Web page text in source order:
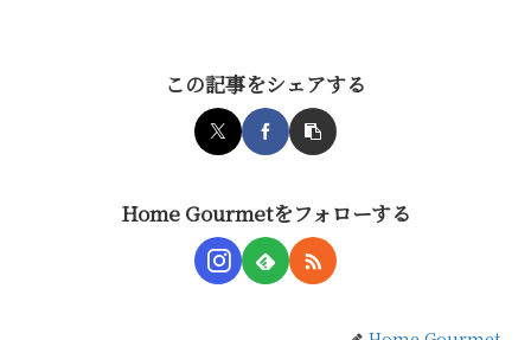
この記事をシェアする
Home Gourmetをフォローする